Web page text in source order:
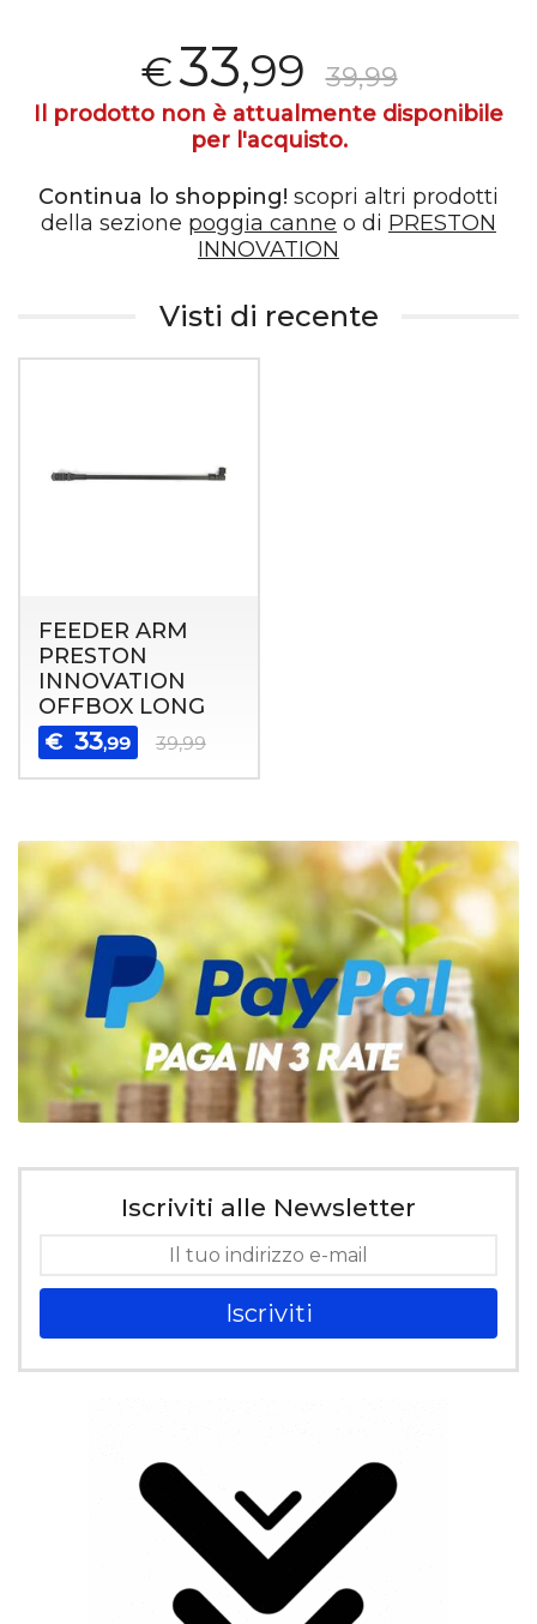
€33,99 39,99
Il prodotto non è attualmente disponibile
per l'acquisto.
Continua lo shopping! scopri altri prodotti
della sezione poggia canne o di PRESTON
INNOVATION
Visti di recente
FEEDER ARM
PRESTON
INNOVATION
OFFBOX LONG
€ 33,99 39,99
Iscriviti alle Newsletter
Iscriviti